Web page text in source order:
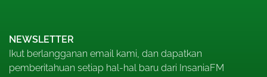
NEWSLETTER
Ikut berlangganan email kami, dan dapatkan
pemberitahuan setiap hal-hal baru dari InsaniaFM